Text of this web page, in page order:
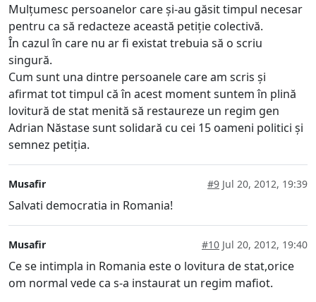
Mulțumesc persoanelor care și-au găsit timpul necesar
pentru ca să redacteze această petiție colectivă.
În cazul în care nu ar fi existat trebuia să o scriu
singură.
Cum sunt una dintre persoanele care am scris și
afirmat tot timpul că în acest moment suntem în plină
lovitură de stat menită să restaureze un regim gen
Adrian Năstase sunt solidară cu cei 15 oameni politici și
semnez petiția.
Musafir #9 Jul 20, 2012, 19:39
Salvati democratia in Romania!
Musafir #10 Jul 20, 2012, 19:40
Ce se intimpla in Romania este o lovitura de stat,orice
om normal vede ca s-a instaurat un regim mafiot.